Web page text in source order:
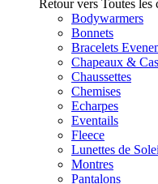
Retour vers Toutes les
Bodywarmers
Bonnets
Bracelets
Chapeaux &
Chaussettes
Chemises
Echarpes
Eventails
Fleece
Lunettes de
Montres
Pantalons